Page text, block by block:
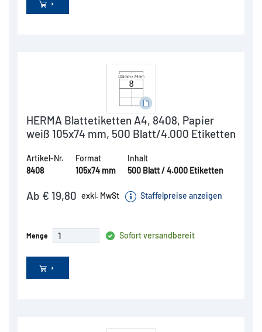
HERMA Blattetiketten A4, 8408, Papier
weiß 105x74 mm, 500 Blatt/4.000 Etiketten
Artikel-Nr.
8408
Format
105x74 mm
Inhalt
500 Blatt / 4.000 Etiketten
Ab € 19,80 exkl. MwSt Staffelpreise anzeigen
Menge Sofort versandbereit